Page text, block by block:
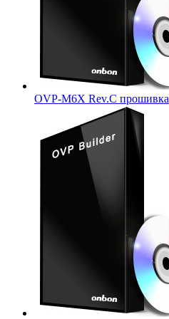
OVP-M6X Rev.C прошивка